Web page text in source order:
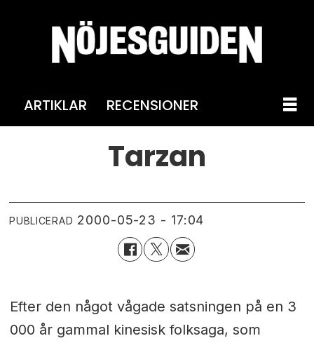
ARTIKLAR RECENSIONER
Tarzan
PUBLICERAD 2000-05-23 - 17:04
Efter den något vågade satsningen på en 3
000 år gammal kinesisk folksaga, som